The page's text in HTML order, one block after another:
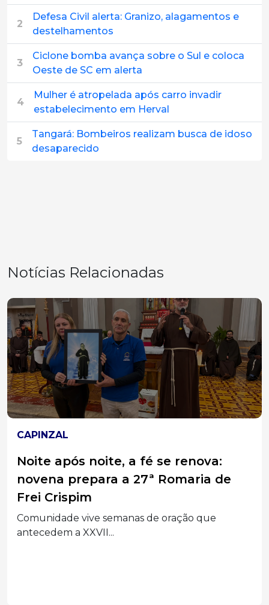
2
Defesa Civil alerta: Granizo, alagamentos e
destelhamentos
3
Ciclone bomba avança sobre o Sul e coloca
Oeste de SC em alerta
4
Mulher é atropelada após carro invadir
estabelecimento em Herval
5
Tangará: Bombeiros realizam busca de idoso
desaparecido
Notícias Relacionadas
JOAÇABA
Veículo cai no Rio do Tigre, em
Joaçaba, e motorista é resgatada
pelos Bombeiros
Veículo despencou de um barranco na região
central da...